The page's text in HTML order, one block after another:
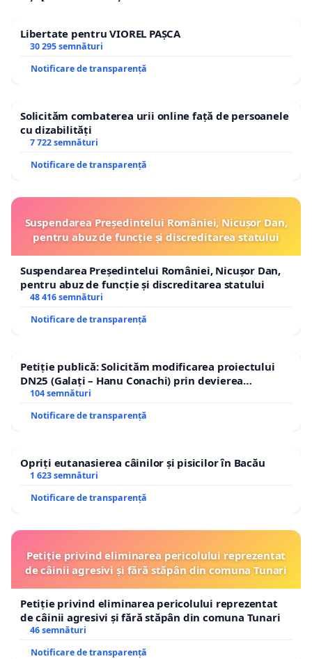
Libertate pentru VIOREL PAȘCA
30 295 semnături
Notificare de transparență
Solicităm combaterea urii online față de persoanele
cu dizabilități
7 722 semnături
Notificare de transparență
Suspendarea Președintelui României, Nicușor Dan,
pentru abuz de funcție și discreditarea statului
Suspendarea Președintelui României, Nicușor Dan,
pentru abuz de funcție și discreditarea statului
48 416 semnături
Notificare de transparență
Petiție publică: Solicităm modificarea proiectului
DN25 (Galați – Hanu Conachi) prin devierea
traseului în afara localităților!
104 semnături
Notificare de transparență
Opriți eutanasierea câinilor și pisicilor în Bacău
1 623 semnături
Notificare de transparență
Petiție privind eliminarea pericolului reprezentat
de câinii agresivi și fără stăpân din comuna Tunari
Petiție privind eliminarea pericolului reprezentat
de câinii agresivi și fără stăpân din comuna Tunari
46 semnături
Notificare de transparență